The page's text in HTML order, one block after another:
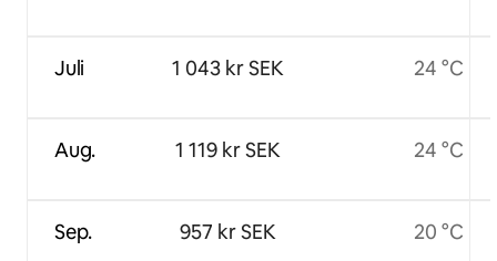
Juli
Aug.
Sep.
1 043 kr SEK
1 119 kr SEK
957 kr SEK
24 °C
24 °C
20 °C